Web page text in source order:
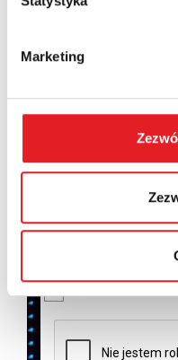
Marketing
Treść: *
Wyrażam zgodę
temat